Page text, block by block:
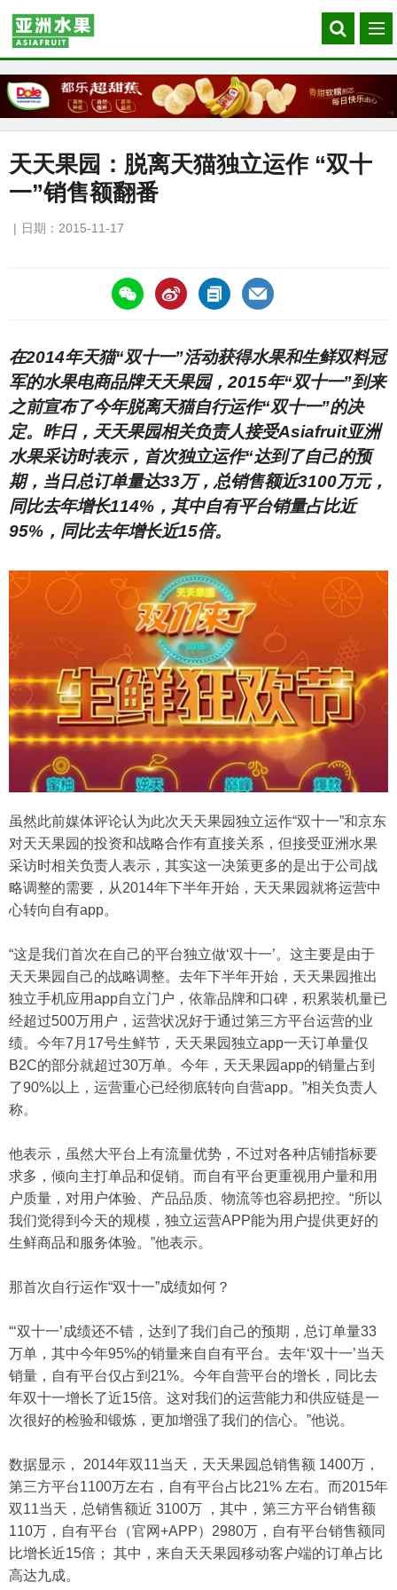
Search
our
菜
单
天天果园：脱离天猫独立运作 “双十
一”销售额翻番
日期：2015-11-17
https://asiafruitchina.net/15189.html
在2014年天猫“双十一”活动获得水果和生鲜双料冠
军的水果电商品牌天天果园，2015年“双十一”到来
之前宣布了今年脱离天猫自行运作“双十一”的决
定。昨日，天天果园相关负责人接受Asiafruit亚洲
水果采访时表示，首次独立运作“达到了自己的预
期，当日总订单量达33万，总销售额近3100万元，
同比去年增长114%，其中自有平台销量占比近
95%，同比去年增长近15倍。
虽然此前媒体评论认为此次天天果园独立运作“双十一”和京东
对天天果园的投资和战略合作有直接关系，但接受亚洲水果
采访时相关负责人表示，其实这一决策更多的是出于公司战
略调整的需要，从2014年下半年开始，天天果园就将运营中
心转向自有app。
“这是我们首次在自己的平台独立做‘双十一’。这主要是由于
天天果园自己的战略调整。去年下半年开始，天天果园推出
独立手机应用app自立门户，依靠品牌和口碑，积累装机量已
经超过500万用户，运营状况好于通过第三方平台运营的业
绩。今年7月17号生鲜节，天天果园独立app一天订单量仅
B2C的部分就超过30万单。今年，天天果园app的销量占到
了90%以上，运营重心已经彻底转向自营app。”相关负责人
称。
他表示，虽然大平台上有流量优势，不过对各种店铺指标要
求多，倾向主打单品和促销。而自有平台更重视用户量和用
户质量，对用户体验、产品品质、物流等也容易把控。“所以
我们觉得到今天的规模，独立运营APP能为用户提供更好的
生鲜商品和服务体验。”他表示。
那首次自行运作“双十一”成绩如何？
“‘双十一’成绩还不错，达到了我们自己的预期，总订单量33
万单，其中今年95%的销量来自自有平台。去年‘双十一’当天
销量，自有平台仅占到21%。今年自营平台的增长，同比去
年双十一增长了近15倍。这对我们的运营能力和供应链是一
次很好的检验和锻炼，更加增强了我们的信心。”他说。
数据显示， 2014年双11当天，天天果园总销售额 1400万，
第三方平台1100万左右，自有平台占比21% 左右。而2015年
双11当天，总销售额近 3100万 ，其中，第三方平台销售额
110万，自有平台（官网+APP）2980万，自有平台销售额同
比增长近15倍； 其中，来自天天果园移动客户端的订单占比
高达九成。